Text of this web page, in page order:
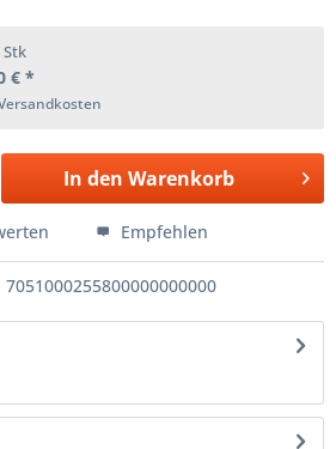
Stk
€ *
In den Warenkorb
Empfehlen
7051000255800000000000